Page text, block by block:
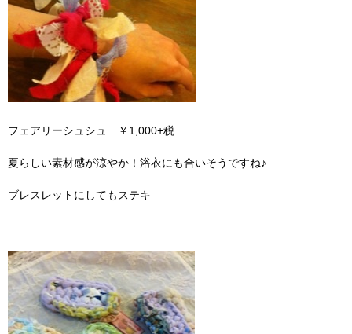
フェアリーシュシュ ￥1,000+税
夏らしい素材感が涼やか！浴衣にも合いそうですね♪
ブレスレットにしてもステキ